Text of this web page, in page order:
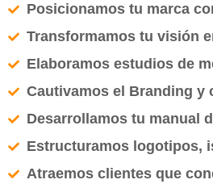
Posicionamos tu marca
Transformamos tu visión
Elaboramos estudios de
Cautivamos el Branding y
Desarrollamos tu manual
Estructuramos logotipos,
Atraemos clientes que